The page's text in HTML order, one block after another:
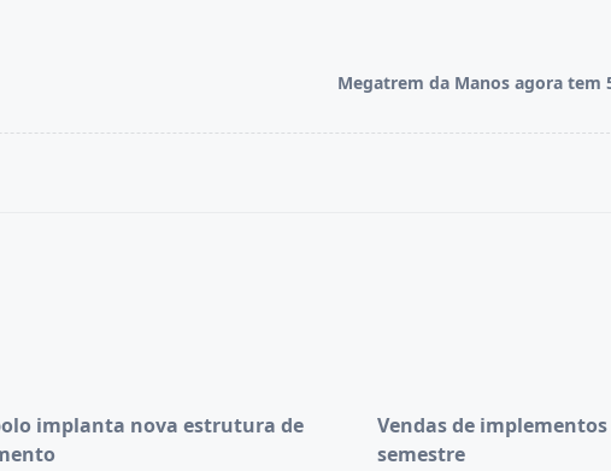
Megatrem da Manos agora tem
implanta nova estrutura de
Vendas de
semestre